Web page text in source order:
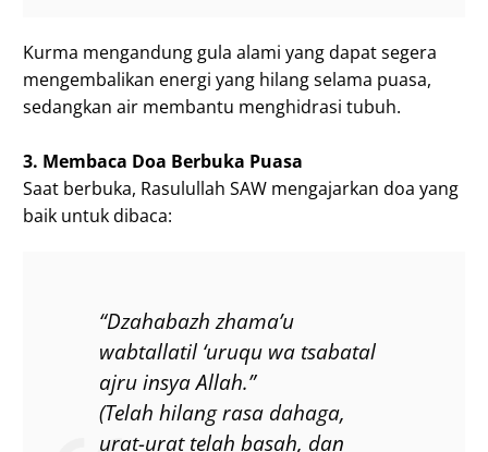
Kurma mengandung gula alami yang dapat segera
mengembalikan energi yang hilang selama puasa,
sedangkan air membantu menghidrasi tubuh.
3. Membaca Doa Berbuka Puasa
Saat berbuka, Rasulullah SAW mengajarkan doa yang
baik untuk dibaca:
“Dzahabazh zhama’u
wabtallatil ‘uruqu wa tsabatal
ajru insya Allah.”
(Telah hilang rasa dahaga,
urat-urat telah basah, dan